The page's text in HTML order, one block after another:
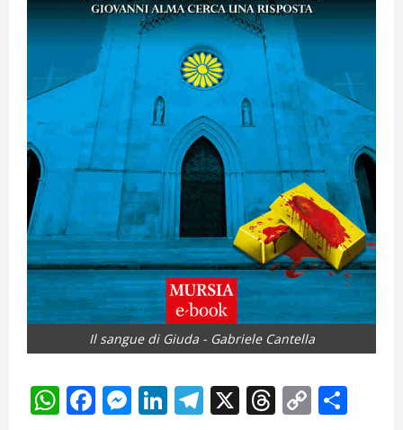
Il sangue di Giuda - Gabriele Cantella
WhatsApp
Facebook
Messenger
LinkedIn
Telegram
X Threads
Copy